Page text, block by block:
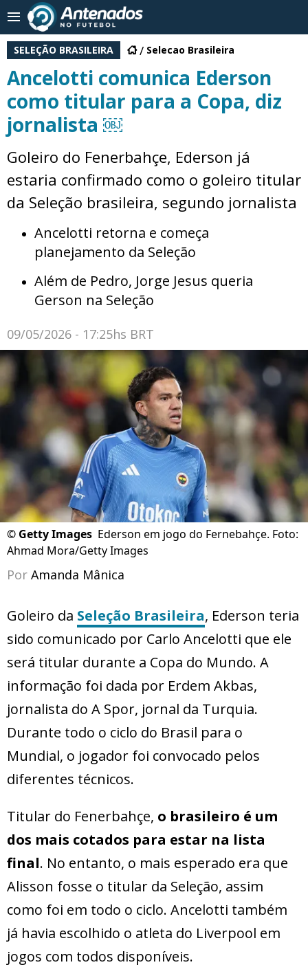
SELEÇÃO BRASILEIRA Selecao Brasileira
Ancelotti comunica Ederson
como titular para a Copa, diz
jornalista ￼
Goleiro do Fenerbahçe, Ederson já
estaria confirmado como o goleiro titular
da Seleção brasileira, segundo jornalista
Ancelotti retorna e começa
planejamento da Seleção
Além de Pedro, Jorge Jesus queria
Gerson na Seleção
09/05/2026 - 17:25hs BRT
© Getty Images Ederson em jogo do Fernebahçe. Foto:
Ahmad Mora/Getty Images
Por Amanda Mânica
Goleiro da Seleção Brasileira, Ederson teria
sido comunicado por Carlo Ancelotti que ele
será titular durante a Copa do Mundo. A
informação foi dada por Erdem Akbas,
jornalista do A Spor, jornal da Turquia.
Durante todo o ciclo do Brasil para o
Mundial, o jogador foi convocado pelos
diferentes técnicos.
Titular do Fenerbahçe, o brasileiro é um
dos mais cotados para estar na lista
final. No entanto, o mais esperado era que
Alisson fosse o titular da Seleção, assim
como foi em todo o ciclo. Ancelotti também
já havia escolhido o atleta do Liverpool em
jogos com todos disponíveis.